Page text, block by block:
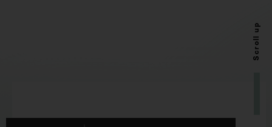
Scroll up